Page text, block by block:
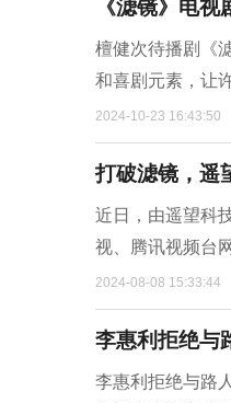
《滤镜》电
檀健次待播剧《
和喜剧元素，让
2024-10-23 16:43:50
打破滤镜，遥
近日，由遥望科
视、腾讯视频台
2024-08-08 15:33:44
李惠利拒绝与
李惠利拒绝与路